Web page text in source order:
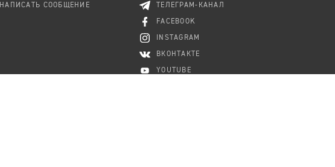
НАПИСАТЬ СООБЩЕНИЕ ТЕЛЕГРАМ-КАНАЛ
FACEBOOK
INSTAGRAM
ВКОНТАКТЕ
YOUTUBE